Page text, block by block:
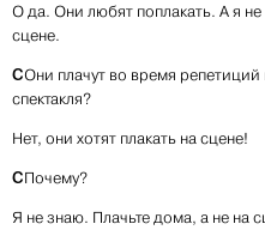
О да. Они любят поплакать. А я не
сцене.
СОни плачут во время репетиций
спектакля?
Нет, они хотят плакать на сцене!
СПочему?
Я не знаю. Плачьте дома, а не на